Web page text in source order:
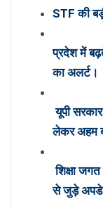
STF की
प्रदेश में
का अलर्ट।
यूपी
लेकर अहम
शिक्षा जगत
से जुड़े